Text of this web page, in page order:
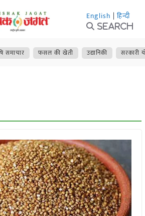
English | हिन्दी
Search
समाचार फसल की खेती उद्यानिकी सरकारी